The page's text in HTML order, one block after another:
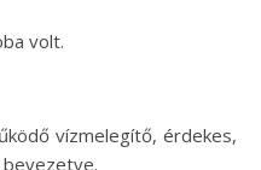
volt.
vízmelegítő, érdekes,